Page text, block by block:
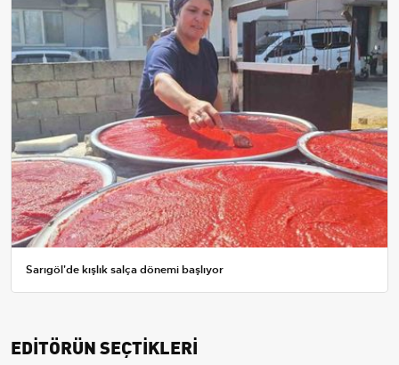
Sarıgöl'de kışlık salça dönemi başlıyor
EDİTÖRÜN SEÇTİKLERİ